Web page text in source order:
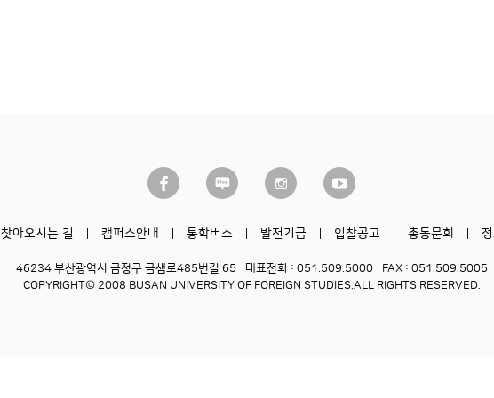
찾아오시는 길 캠퍼스안내 통학버스 발전기금 입찰공고 총동문회
46234 부산광역시 금정구 금샘로485번길 65 대표전화 : 051.509.5000
FAX : 051.509.5005
COPYRIGHT© 2008 BUSAN UNIVERSITY OF FOREIGN STUDIES. ALL RIGHTS RESERVED.